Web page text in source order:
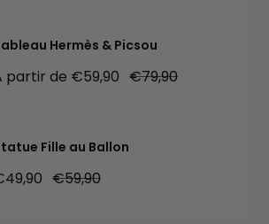
Hermès & Picsou
réduit
partir de €59,90 Prix
normal
€79,90
Fille au Ballon
réduit
Prix
normal
€59,90